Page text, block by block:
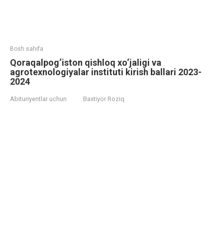
Bosh sahifa
Qoraqalpog‘iston qishloq xo‘jaligi va
agrotexnologiyalar instituti kirish ballari 2023-
2024
Abituriyentlar uchun Baxtiyor Roziq